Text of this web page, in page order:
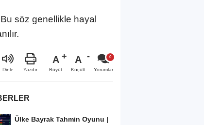
söz genellikle hayal
Dinle Yazdır
A
Büyüt
A
Küçült Yorumlar
Ülke Bayrak Tahmin Oyunu |